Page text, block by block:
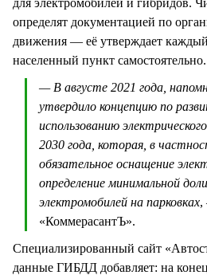
определят документацией по
движения — её утверждает
населенный пункт самостоятельно.
— В августе 2021 года,
утвердило концепцию по
использованию
2030 года, которая, в
обязательное оснащение
определение минимальной
электромобилей на парковках
«КоммерасантЪ».
Специализированный сайт
данные ГИБДД добавляет: на